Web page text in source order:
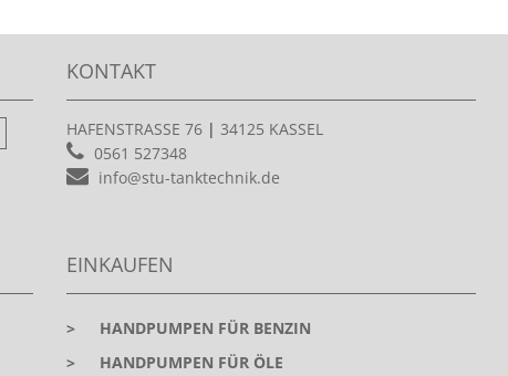
KONTAKT
HAFENSTRASSE 76 | 34125 KASSEL
0561 527348
info@stu-tanktechnik.de
EINKAUFEN
>
HANDPUMPEN FÜR BENZIN
>
HANDPUMPEN FÜR ÖLE